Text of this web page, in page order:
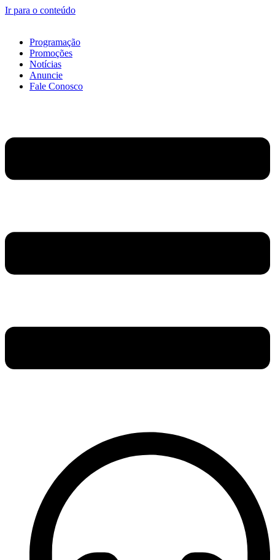
Ir para o conteúdo
Programação
Promoções
Notícias
Anuncie
Fale Conosco